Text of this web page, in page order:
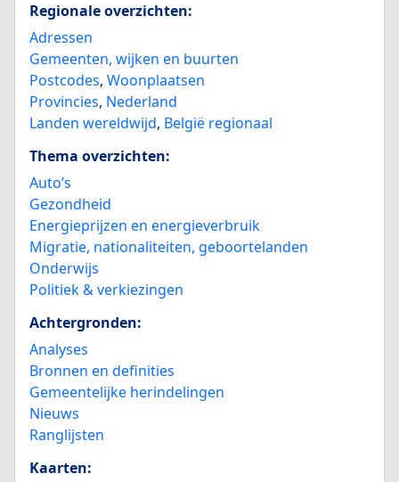
Regionale overzichten:
Adressen
Gemeenten, wijken en buurten
Postcodes, Woonplaatsen
Provincies, Nederland
Landen wereldwijd, België regionaal
Thema overzichten:
Auto’s
Gezondheid
Energieprijzen en energieverbruik
Migratie, nationaliteiten, geboortelanden
Onderwijs
Politiek & verkiezingen
Achtergronden:
Analyses
Bronnen en definities
Gemeentelijke herindelingen
Nieuws
Ranglijsten
Kaarten: